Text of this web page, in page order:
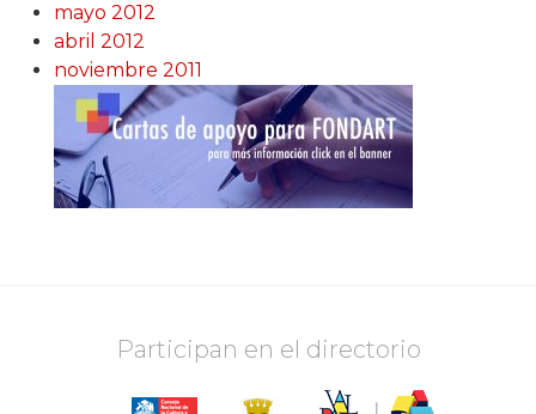
mayo 2012
abril 2012
noviembre 2011
Participan en el directorio